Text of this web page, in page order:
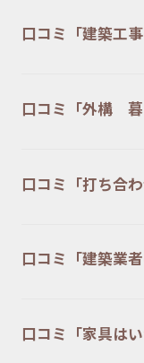
口コミ「建築工事
口コミ「外構 暮
口コミ「打ち合
口コミ「建築業者
口コミ「家具は